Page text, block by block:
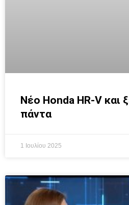
Νέο Honda HR-V και
πάντα
1 Ιουλίου 2025